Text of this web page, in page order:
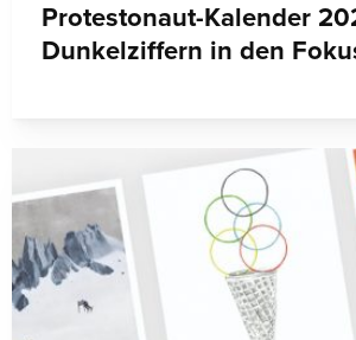
Protestonaut-Kalender
Dunkelziffern in den